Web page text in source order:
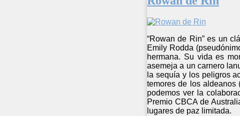
“Rowan de Rin” es un
Emily Rodda
hermana. Su vida es
asemeja a un carnero
la sequía y los peligros
temores de los aldeanos
podemos ver la
Premio CBCA de
lugares de paz limitada.